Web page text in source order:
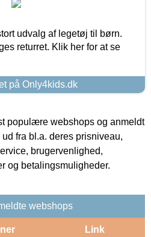
udvalg af legetøj til børn.
returret. Klik her for at se
på Only4kids.dk
populære webshops og anmeldt
fra bl.a. deres prisniveau,
brugervenlighed,
og betalingsmuligheder.
webshops
Link